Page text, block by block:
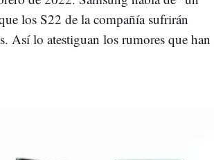
los S22 de la compañía sufrirán
Así lo atestiguan los rumores que han